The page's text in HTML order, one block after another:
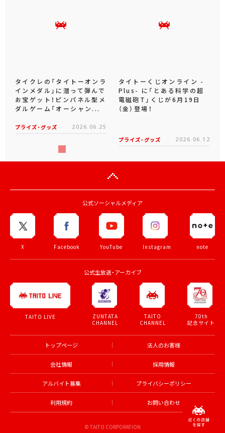
タイクレの「タイトーオンラ
インメダル」に潜って弾んで
お宝ゲット！ピンパネル型メ
ダルゲーム「オーシャン...
プライズ・グッズ 2026.06.25
タイトーくじオンライン -
Plus- に「とある科学の超
電磁砲T」くじが6月19日
（金）登場！
プライズ・グッズ 2026.06.12
公式ソーシャルメディア
X Facebook YouTube Instagram note
公式生放送・アーカイブ
TAITO LIVE
ZUNTATA
CHANNEL
TAITO
CHANNEL
70th
記念サイト
トップページ 法人のお客様
会社情報 採用情報
アルバイト募集 プライバシーポリシー
利用規約 お問い合わせ
© TAITO CORPORATION